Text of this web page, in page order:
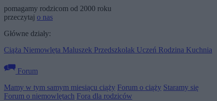
pomagamy rodzicom od 2000 roku
przeczytaj o nas
Główne działy:
Ciąża Niemowlęta Maluszek Przedszkolak Uczeń Rodzina Kuchnia
Forum
Mamy w tym samym miesiącu ciąży Forum o ciąży Staramy się
Forum o niemowlętach Fora dla rodziców